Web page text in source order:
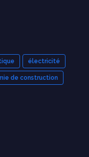
électricité
de construction